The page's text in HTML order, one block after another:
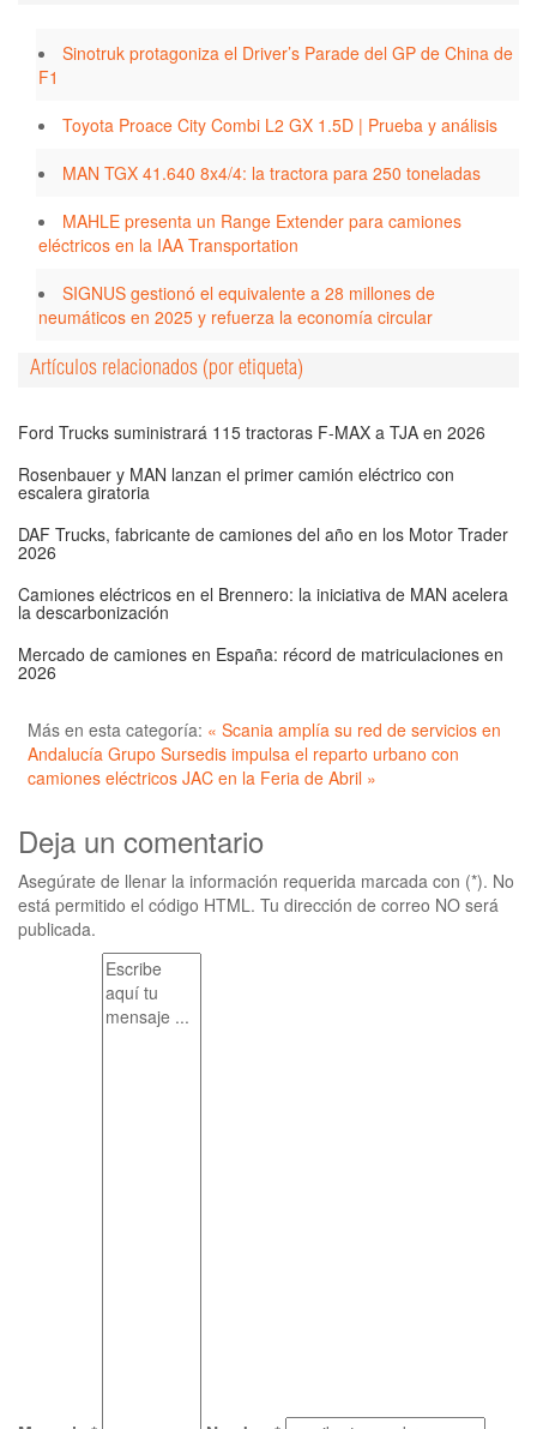
Sinotruk protagoniza el Driver’s Parade del GP de China de
F1
Toyota Proace City Combi L2 GX 1.5D | Prueba y análisis
MAN TGX 41.640 8x4/4: la tractora para 250 toneladas
MAHLE presenta un Range Extender para camiones
eléctricos en la IAA Transportation
SIGNUS gestionó el equivalente a 28 millones de
neumáticos en 2025 y refuerza la economía circular
Artículos relacionados (por etiqueta)
Ford Trucks suministrará 115 tractoras F-MAX a TJA en 2026
Rosenbauer y MAN lanzan el primer camión eléctrico con
escalera giratoria
DAF Trucks, fabricante de camiones del año en los Motor Trader
2026
Camiones eléctricos en el Brennero: la iniciativa de MAN acelera
la descarbonización
Mercado de camiones en España: récord de matriculaciones en
2026
Más en esta categoría: « Scania amplía su red de servicios en
Andalucía Grupo Sursedis impulsa el reparto urbano con
camiones eléctricos JAC en la Feria de Abril »
Deja un comentario
Asegúrate de llenar la información requerida marcada con (*). No
está permitido el código HTML. Tu dirección de correo NO será
publicada.